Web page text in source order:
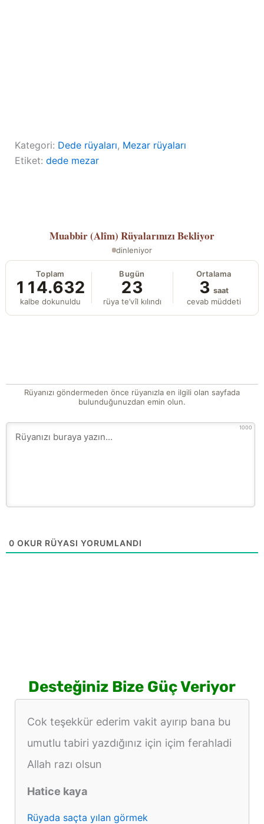
Kategori: Dede rüyaları, Mezar rüyaları
Etiket: dede mezar
Muabbir (Alîm) Rüyalarınızı Bekliyor
dinleniyor
Toplam
114.632
kalbe dokunuldu
Bugün
23
rüya te’vîl kılındı
Ortalama
3 saat
cevab müddeti
Rüyanızı göndermeden önce rüyanızla en ilgili olan sayfada
bulunduğunuzdan emin olun.
1000
0 OKUR RÜYASI YORUMLANDI
Desteğiniz Bize Güç Veriyor
Cok teşekkür ederim vakit ayırıp bana bu
umutlu tabiri yazdığınız için içim ferahladi
Allah razı olsun
Hatice kaya
Rüyada saçta yılan görmek